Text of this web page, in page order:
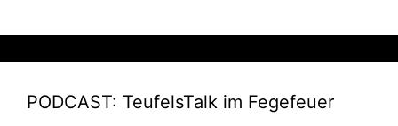
PODCAST: TeufelsTalk im Fegefeuer